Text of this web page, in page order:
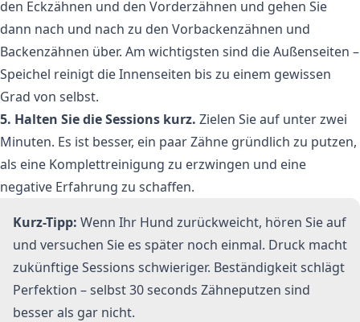
den Eckzähnen und den Vorderzähnen und gehen Sie
dann nach und nach zu den Vorbackenzähnen und
Backenzähnen über. Am wichtigsten sind die Außenseiten –
Speichel reinigt die Innenseiten bis zu einem gewissen
Grad von selbst.
5. Halten Sie die Sessions kurz. Zielen Sie auf unter zwei
Minuten. Es ist besser, ein paar Zähne gründlich zu putzen,
als eine Komplettreinigung zu erzwingen und eine
negative Erfahrung zu schaffen.
Kurz-Tipp: Wenn Ihr Hund zurückweicht, hören Sie auf
und versuchen Sie es später noch einmal. Druck macht
zukünftige Sessions schwieriger. Beständigkeit schlägt
Perfektion – selbst 30 seconds Zähneputzen sind
besser als gar nicht.